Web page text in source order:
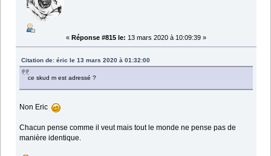
« Réponse #815 le: 13 mars 2020 à 10:09:39 »
Citation de: éric le 13 mars 2020 à 01:32:00
ce skud m est adressé ?
Non Eric
Chacun pense comme il veut mais tout le monde ne pense pas de
manière identique.